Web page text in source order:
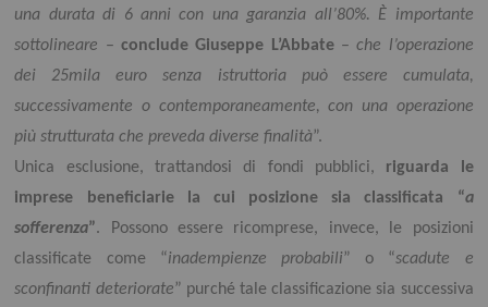
una durata di 6 anni con una garanzia all’80%. È importante
sottolineare –conclude Giuseppe L’Abbate–che l’operazione
dei 25mila euro senza istruttoria può essere cumulata,
successivamente o contemporaneamente, con una operazione
più strutturata che preveda diverse finalità”.
Unica esclusione, trattandosi di fondi pubblici, riguarda le
imprese beneficiarie la cui posizione sia classificata “a
sofferenza”. Possono essere ricomprese, invece, le posizioni
classificate come “inadempienze probabili” o “scadute e
sconfinanti deteriorate” purché tale classificazione sia successiva